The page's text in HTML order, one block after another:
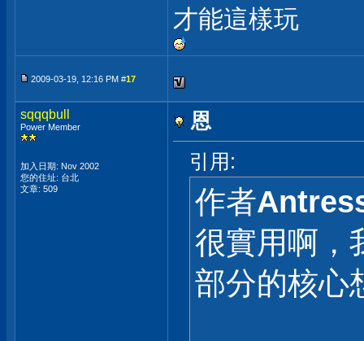
才能這樣玩
2009-03-19, 12:16 PM #17
sqqqbull
Power Member
加入日期: Nov 2002
您的住址: 台北
文章: 509
恩
引用:
作者
很實用啊，
部分的核心